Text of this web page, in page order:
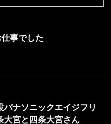
事でした
パナソニックエイジフリ
大宮と四条大宮さん